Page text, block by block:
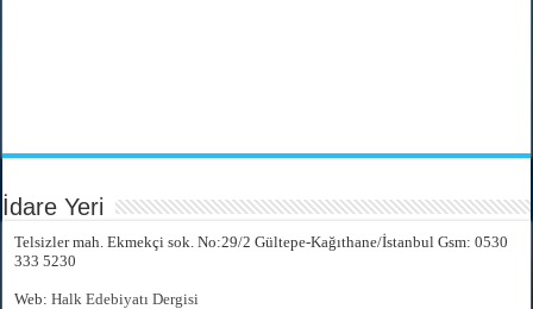
İdare Yeri
Telsizler mah. Ekmekçi sok. No:29/2 Gültepe-Kağıthane/İstanbul Gsm: 0530
333 5230
Web:Halk Edebiyatı Dergisi